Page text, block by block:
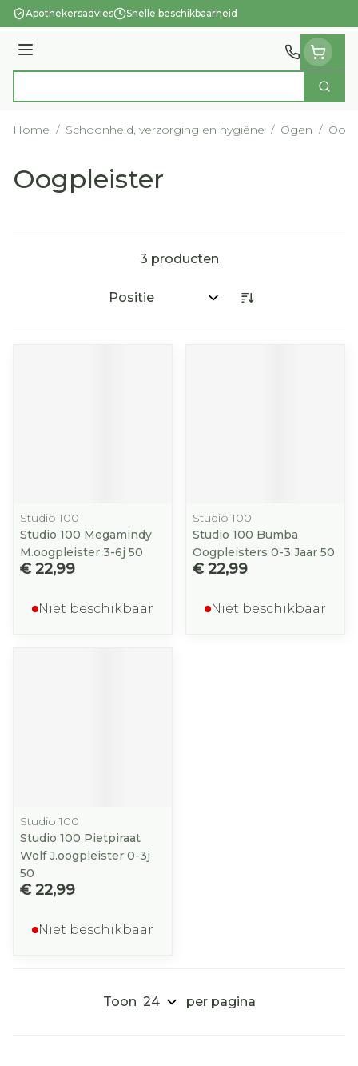
Ga naar de inhoud
Apothekersadvies Snelle beschikbaarheid
Menu
Zoek
Home / Schoonheid, verzorging en hygiëne / Ogen /
Oogpleister
3 producten
Sorteer op:
Studio 100
Studio 100 Megamindy
M.oogpleister 3-6j 50
€ 22,99
Niet beschikbaar
Studio 100
Studio 100 Bumba
Oogpleisters 0-3 Jaar 50
€ 22,99
Niet beschikbaar
Studio 100
Studio 100 Pietpiraat
Wolf J.oogpleister 0-3j
50
€ 22,99
Niet beschikbaar
Toon per pagina